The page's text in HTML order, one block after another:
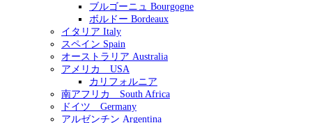
ブルゴーニュ Bourgogne
ボルドー Bordeaux
イタリア Italy
スペイン Spain
オーストラリア Australia
アメリカ USA
カリフォルニア
南アフリカ South Africa
ドイツ Germany
アルゼンチン Argentina